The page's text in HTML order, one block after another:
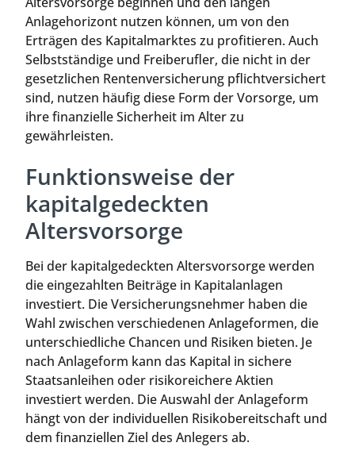
Anlagehorizont nutzen können, um von den
Erträgen des Kapitalmarktes zu profitieren. Auch
Selbstständige und Freiberufler, die nicht in der
gesetzlichen Rentenversicherung pflichtversichert
sind, nutzen häufig diese Form der Vorsorge, um
ihre finanzielle Sicherheit im Alter zu
gewährleisten.
Funktionsweise der
kapitalgedeckten
Altersvorsorge
Bei der kapitalgedeckten Altersvorsorge werden
die eingezahlten Beiträge in Kapitalanlagen
investiert. Die Versicherungsnehmer haben die
Wahl zwischen verschiedenen Anlageformen, die
unterschiedliche Chancen und Risiken bieten. Je
nach Anlageform kann das Kapital in sichere
Staatsanleihen oder risikoreichere Aktien
investiert werden. Die Auswahl der Anlageform
hängt von der individuellen Risikobereitschaft und
dem finanziellen Ziel des Anlegers ab.